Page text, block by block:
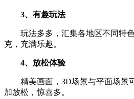
3、有趣玩法
玩法多多，汇集各地区不同特色
克，充满乐趣。
4、放松体验
精美画面，3D场景与平面场景
加放松，惊喜多。